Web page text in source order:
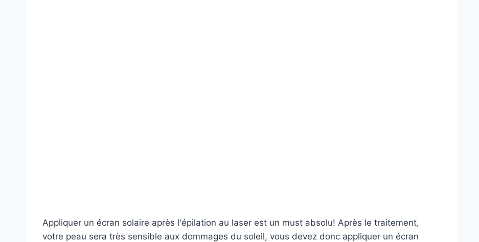
Appliquer un écran solaire après l'épilation au laser est un must absolu! Après le traitement,
votre peau sera très sensible aux dommages du soleil, vous devez donc appliquer un écran